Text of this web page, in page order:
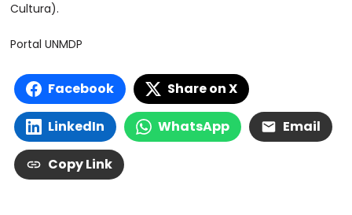
Cultura).
Portal UNMDP
Facebook Share on X
LinkedIn WhatsApp Email
Copy Link